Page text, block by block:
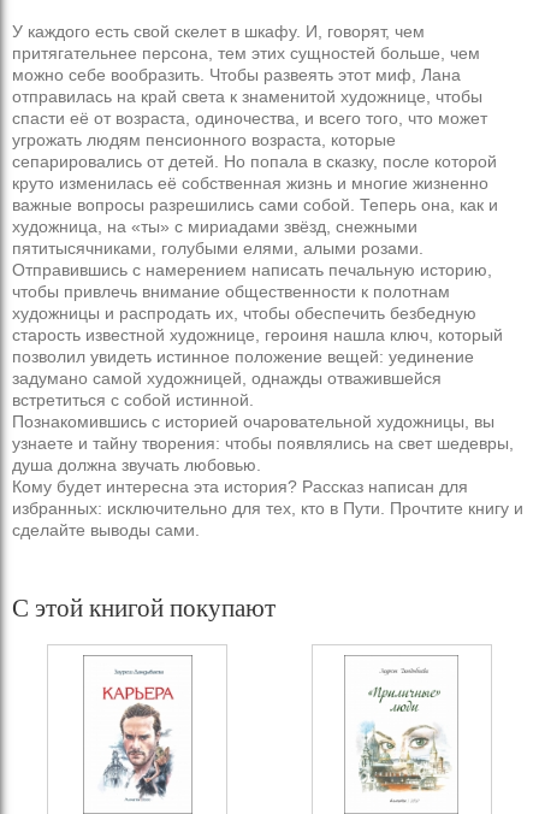
У каждого есть свой скелет в шкафу. И, говорят, чем
притягательнее персона, тем этих сущностей больше, чем
можно себе вообразить. Чтобы развеять этот миф, Лана
отправилась на край света к знаменитой художнице, чтобы
спасти её от возраста, одиночества, и всего того, что может
угрожать людям пенсионного возраста, которые
сепарировались от детей. Но попала в сказку, после которой
круто изменилась её собственная жизнь и многие жизненно
важные вопросы разрешились сами собой. Теперь она, как и
художница, на «ты» с мириадами звёзд, снежными
пятитысячниками, голубыми елями, алыми розами.
Отправившись с намерением написать печальную историю,
чтобы привлечь внимание общественности к полотнам
художницы и распродать их, чтобы обеспечить безбедную
старость известной художнице, героиня нашла ключ, который
позволил увидеть истинное положение вещей: уединение
задумано самой художницей, однажды отважившейся
встретиться с собой истинной.
Познакомившись с историей очаровательной художницы, вы
узнаете и тайну творения: чтобы появлялись на свет шедевры,
душа должна звучать любовью.
Кому будет интересна эта история? Рассказ написан для
избранных: исключительно для тех, кто в Пути. Прочтите книгу и
сделайте выводы сами.
С этой книгой покупают